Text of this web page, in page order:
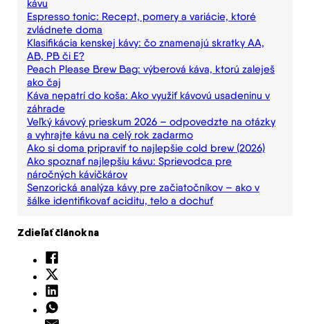
kávu
Espresso tonic: Recept, pomery a variácie, ktoré
zvládnete doma
Klasifikácia kenskej kávy: čo znamenajú skratky AA,
AB, PB či E?
Peach Please Brew Bag: výberová káva, ktorú zaleješ
ako čaj
Káva nepatrí do koša: Ako využiť kávovú usadeninu v
záhrade
Veľký kávový prieskum 2026 – odpovedzte na otázky
a vyhrajte kávu na celý rok zadarmo
Ako si doma pripraviť to najlepšie cold brew (2026)
Ako spoznať najlepšiu kávu: Sprievodca pre
náročných kávičkárov
Senzorická analýza kávy pre začiatočníkov – ako v
šálke identifikovať aciditu, telo a dochuť
Zdieľať článok na